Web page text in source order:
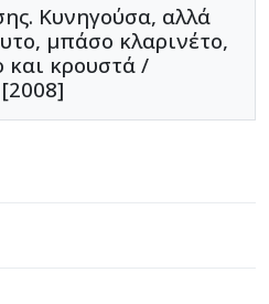
Κυνηγούσα, αλλά
μπάσο κλαρινέτο,
και κρουστά /